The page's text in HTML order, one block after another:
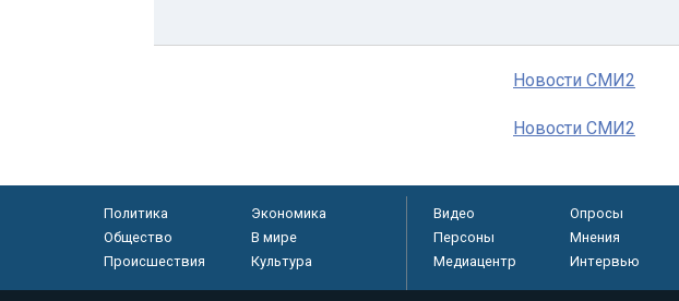
Новости СМИ2
Новости СМИ2
Политика
Экономика
Общество
В мире
Происшествия
Культура
Видео Опросы
Персоны
Мнения
Медиацентр
Интервью